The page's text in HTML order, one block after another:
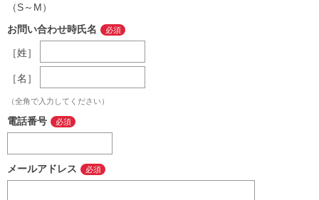
（S～M）
お問い合わせ時氏名
［姓］
［名］
（全角で入力してください）
電話番号
メールアドレス